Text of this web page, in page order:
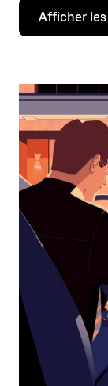
Appuyez
la
bas
interagir
avec
calendrier
et
sélectionner
une
date.
Appuyez
d'échappement
pour
fermer
calendrier.
Afficher